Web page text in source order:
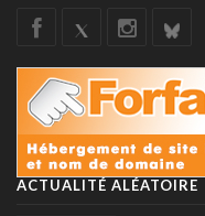
ACTUALITÉ ALÉATOIRE